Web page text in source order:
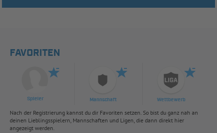
FAVORITEN
Spieler Mannschaft Wettbewerb
Nach der Registrierung kannst du dir Favoriten setzen. So bist du ganz nah an
deinen Lieblingsspielern, Mannschaften und Ligen, die dann direkt hier
angezeigt werden.